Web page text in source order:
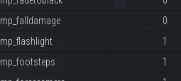
mp_falldamage
0
mp_flashlight
1
mp_footsteps
1